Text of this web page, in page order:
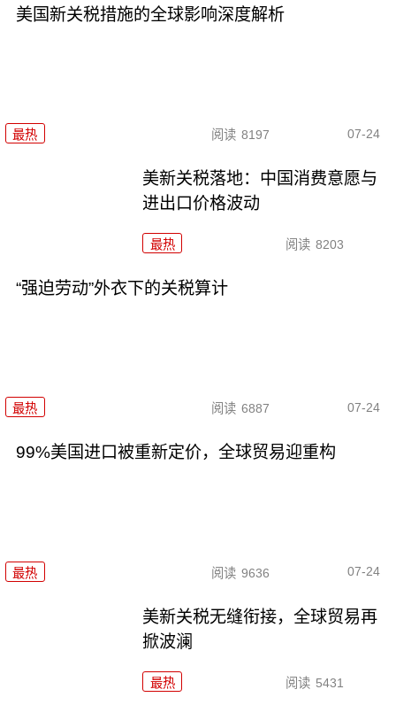
美国新关税措施的全球影响深度解析
最热 阅读 8197 07-24
美新关税落地：中国消费意愿与
进出口价格波动
最热 阅读 8203
“强迫劳动”外衣下的关税算计
最热 阅读 6887 07-24
99%美国进口被重新定价，全球贸易迎重构
最热 阅读 9636 07-24
美新关税无缝衔接，全球贸易再
掀波澜
最热 阅读 5431